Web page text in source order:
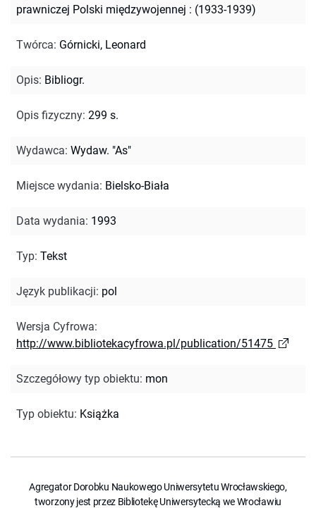
prawniczej Polski międzywojennej : (1933-1939)
Twórca: Górnicki, Leonard
Opis: Bibliogr.
Opis fizyczny: 299 s.
Wydawca: Wydaw. "As"
Miejsce wydania: Bielsko-Biała
Data wydania: 1993
Typ: Tekst
Język publikacji: pol
Wersja Cyfrowa:
http://www.bibliotekacyfrowa.pl/publication/51475
Szczegółowy typ obiektu: mon
Typ obiektu: Książka
Agregator Dorobku Naukowego Uniwersytetu Wrocławskiego,
tworzony jest przez Bibliotekę Uniwersytecką we Wrocławiu